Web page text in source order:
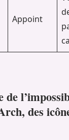
Appoint
de
des